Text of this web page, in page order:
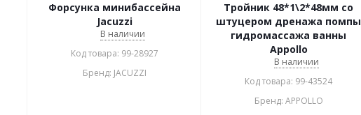
Форсунка минибассейна
Jacuzzi
В наличии
Код товара: 99-28927
Бренд: JACUZZI
Тройник 48*1\2*48мм со
штуцером дренажа помпы
гидромассажа ванны
Appollo
В наличии
Код товара: 99-43524
Бренд: APPOLLO